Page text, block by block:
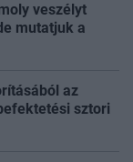
veszélyt
mutatjuk a
az
sztori